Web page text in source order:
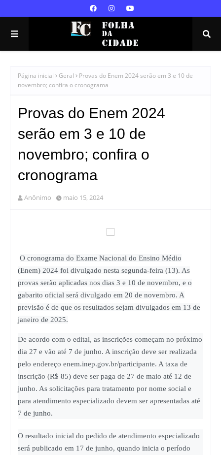
Página inicial Geral
Provas do Enem 2024 serão em 3 e 10 de
novembro; confira o cronograma
Provas do Enem 2024
serão em 3 e 10 de
novembro; confira o
cronograma
Anônimo maio 15, 2024
O cronograma do Exame Nacional do Ensino Médio
(Enem) 2024 foi divulgado nesta segunda-feira (13). As
provas serão aplicadas nos dias 3 e 10 de novembro, e o
gabarito oficial será divulgado em 20 de novembro. A
previsão é de que os resultados sejam divulgados em 13 de
janeiro de 2025.
De acordo com o edital, as inscrições começam no próximo
dia 27 e vão até 7 de junho. A inscrição deve ser realizada
pelo endereço enem.inep.gov.br/participante. A taxa de
inscrição (R$ 85) deve ser paga de 27 de maio até 12 de
junho. As solicitações para tratamento por nome social e
para atendimento especializado devem ser apresentadas até
7 de junho.
O resultado inicial do pedido de atendimento especializado
será publicado em 17 de junho, quando inicia o período